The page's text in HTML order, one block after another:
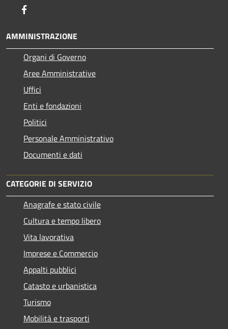
AMMINISTRAZIONE
Organi di Governo
Aree Amministrative
Uffici
Enti e fondazioni
Politici
Personale Amministrativo
Documenti e dati
CATEGORIE DI SERVIZIO
Anagrafe e stato civile
Cultura e tempo libero
Vita lavorativa
Imprese e Commercio
Appalti pubblici
Catasto e urbanistica
Turismo
Mobilità e trasporti